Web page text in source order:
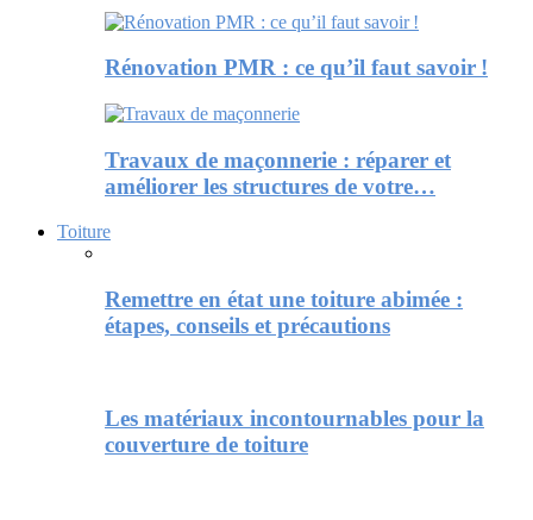
Rénovation PMR : ce qu’il faut savoir !
Travaux de maçonnerie : réparer et
améliorer les structures de votre…
Toiture
Remettre en état une toiture abimée :
étapes, conseils et précautions
Les matériaux incontournables pour la
couverture de toiture